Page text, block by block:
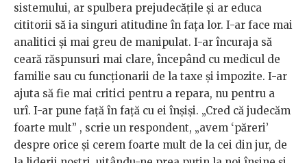
sistemului, ar spulbera prejudecățile şi ar educa
cititorii să ia singuri atitudine în fața lor. I-ar face mai
analitici și mai greu de manipulat. I-ar încuraja să
ceară răspunsuri mai clare, începând cu medicul de
familie sau cu funcționarii de la taxe și impozite. I-ar
ajuta să fie mai critici pentru a repara, nu pentru a
urî. I-ar pune față în față cu ei înșiși. „Cred că judecăm
foarte mult” , scrie un respondent, „avem ‘păreri’
despre orice și cerem foarte mult de la cei din jur, de